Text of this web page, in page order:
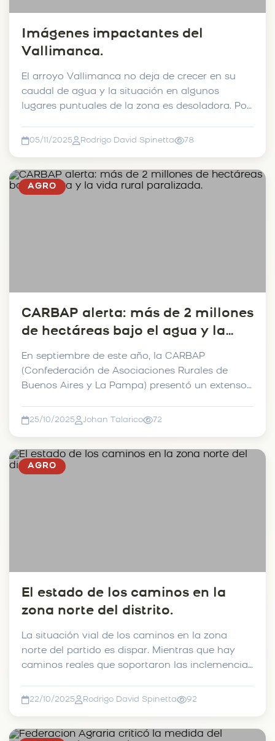
Imágenes impactantes del
Vallimanca.
El arroyo Vallimanca no deja de crecer en su
caudal de agua y la situación en algunos
lugares puntuales de la zona es desoladora. Por
05/11/2025 Rodrigo David Spinetta 78
AGRO
CARBAP alerta: más de 2 millones
de hectáreas bajo el agua y la
vida rural paralizada.
En septiembre de este año, la CARBAP
(Confederación de Asociaciones Rurales de
Buenos Aires y La Pampa) presentó un extenso
25/10/2025 Johan Talarico 72
AGRO
El estado de los caminos en la
zona norte del distrito.
La situación vial de los caminos en la zona
norte del partido es dispar. Mientras que hay
caminos reales que soportaron las inclemencias
22/10/2025 Rodrigo David Spinetta 92